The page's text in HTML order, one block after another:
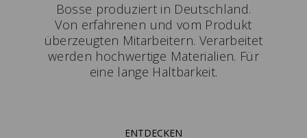
Bosse produziert in Deutschland.
Von erfahrenen und vom Produkt
überzeugten Mitarbeitern. Verarbeitet
werden hochwertige Materialien. Für
eine lange Haltbarkeit.
ENTDECKEN